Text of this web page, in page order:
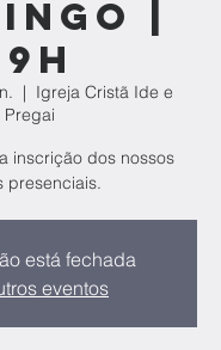
|
  |
Igreja Cristã Ide e
Pregai
inscrição dos nossos
presenciais.
está fechada
eventos